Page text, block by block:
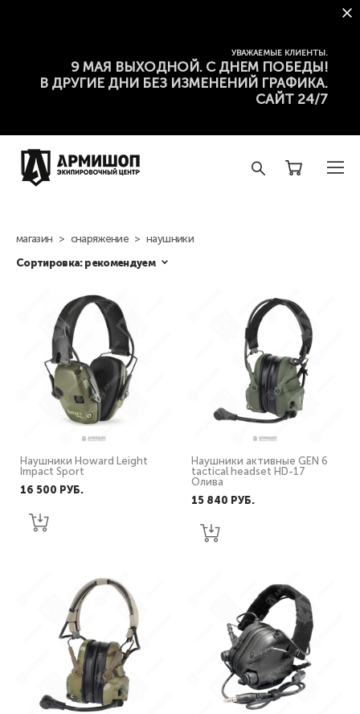
УВАЖАЕМЫЕ КЛИЕНТЫ.
9 МАЯ ВЫХОДНОЙ. С ДНЕМ ПОБЕДЫ!
В ДРУГИЕ ДНИ БЕЗ ИЗМЕНЕНИЙ ГРАФИКА.
САЙТ 24/7
магазин > снаряжение > наушники
Сортировка: рекомендуем
Наушники Howard Leight
Impact Sport
16 500 PУБ.
Наушники активные GEN 6
tactical headset HD-17
Олива
15 840 PУБ.